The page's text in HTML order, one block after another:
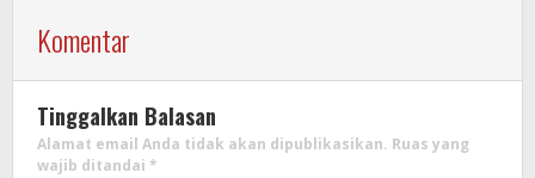
Komentar
Tinggalkan Balasan
Alamat email Anda tidak akan dipublikasikan. Ruas yang
wajib ditandai *